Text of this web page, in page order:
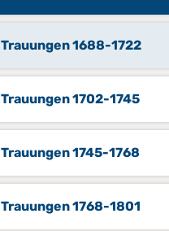
Trauungen 1688-1722
Trauungen 1702-1745
Trauungen 1745-1768
Trauungen 1768-1801